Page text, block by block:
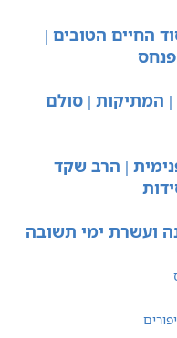
החיים הטובים |
| המתיקות | סולם
| הרב שקד
ועשרת ימי תשובה